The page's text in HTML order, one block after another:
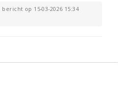
op 15-03-2026 15:34